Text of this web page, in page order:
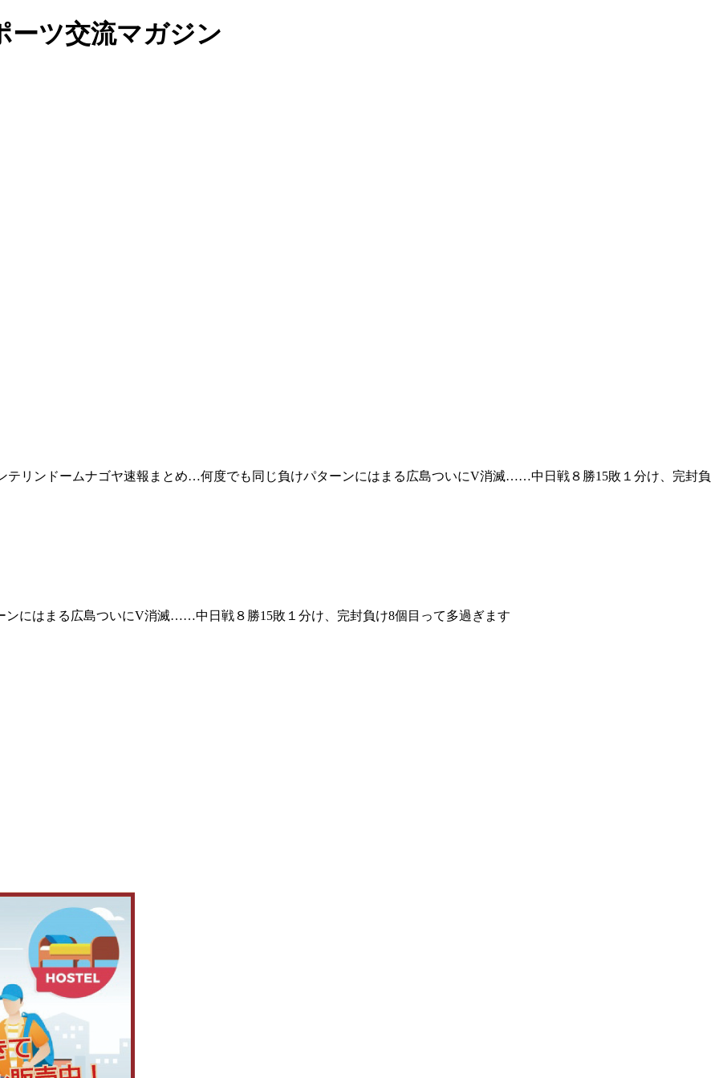
ーツ交流マガジン
テリンドームナゴヤ速報まとめ…何度でも同じ負けパターンにはまる広島ついにV消滅……中日戦８勝15敗１分け、完封負
にはまる広島ついにV消滅……中日戦８勝15敗１分け、完封負け8個目って多過ぎます